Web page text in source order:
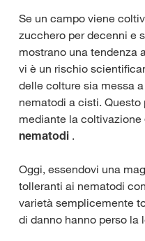
Se un campo viene
zucchero per decenni e
mostrano una tendenza
vi è un rischio
delle colture sia messa
nematodi a cisti.
mediante la coltivazione
nematodi .
Oggi, essendovi una
tolleranti ai nematodi
varietà semplicemente
di danno hanno perso la